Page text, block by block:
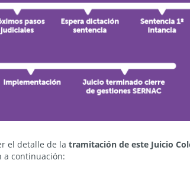
el detalle de latramitación de este Juicio
a continuación: